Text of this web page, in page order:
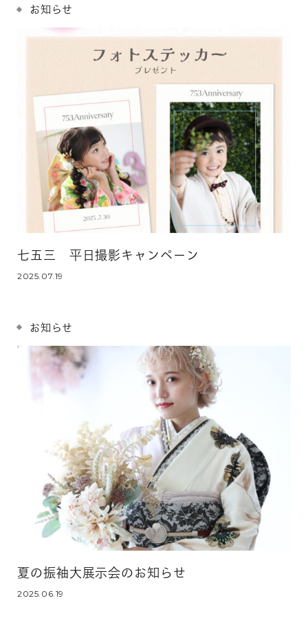
お知らせ
七五三 平日撮影キャンペーン
2025.07.19
お知らせ
夏の振袖大展示会のお知らせ
2025.06.19